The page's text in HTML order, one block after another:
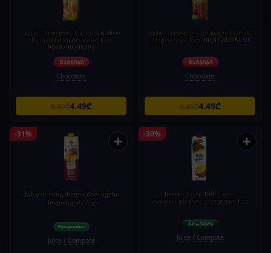
წვენი "ჰეფი დეი" მულტივიტამინი
9ვიტამინი (ტეტრაპაკი) 1 ლ
9008700205092
Chocolate
6.49₾4.49₾
წვენი "ჰეფი-დეი" ალუბალი ამარენა
(ტეტრაპაკი) 1 ლ 9008700205030
Chocolate
6.49₾4.49₾
-31% +
მანგოს ორგანული ბიო წვენი
'ჰოლინგერ' 1 ლ
Juice / Compote
-30% +
Juver - წვენი 100% ფრი,
ანანასის,უშაქრო, უგლუტენო 1.ლ
Juice / Compote